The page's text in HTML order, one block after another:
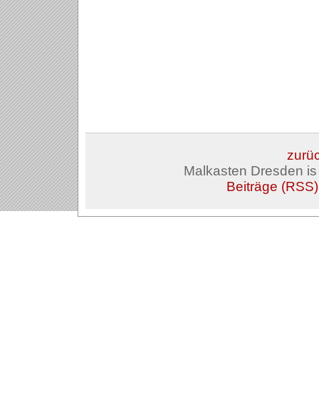
Malkasten Dresden
Beiträge (RSS)